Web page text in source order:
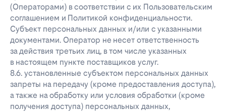
(Операторами) в соответствии с их Пользовательским
соглашением и Политикой конфиденциальности.
Субъект персональных данных и/или с указанными
документами. Оператор не несет ответственность
за действия третьих лиц, в том числе указанных
в настоящем пункте поставщиков услуг.
8.6. установленные субъектом персональных данных
запреты на передачу (кроме предоставления доступа),
а также на обработку или условия обработки (кроме
получения доступа) персональных данных,